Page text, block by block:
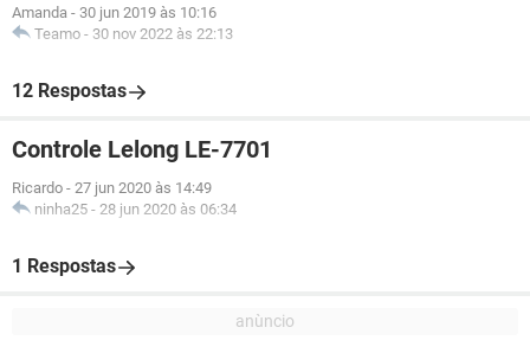
Amanda - 30 jun 2019 às 10:16
Teamo - 30 nov 2022 às 22:13
12 Respostas
Controle Lelong LE-7701
Ricardo - 27 jun 2020 às 14:49
ninha25 - 28 jun 2020 às 06:34
1 Respostas